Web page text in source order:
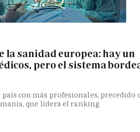
la sanidad europea: hay un
pero el sistema
país con más profesionales, precedido
que lidera el ranking